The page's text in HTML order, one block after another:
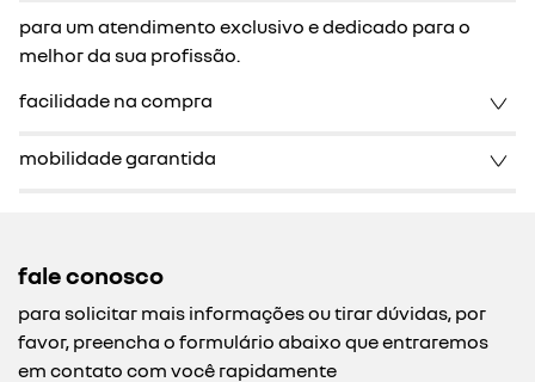
para um atendimento exclusivo e dedicado para o
melhor da sua profissão.
facilidade na compra
mobilidade garantida
fale conosco
para solicitar mais informações ou tirar dúvidas, por
favor, preencha o formulário abaixo que entraremos
em contato com você rapidamente